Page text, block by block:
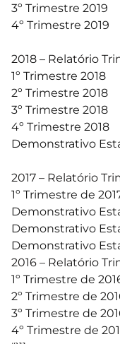
3º Trimestre 2019
4º Trimestre 2019
2018 – Relatório
1º Trimestre 2018
2º Trimestre 2018
3º Trimestre 2018
4º Trimestre 2018
Demonstrativo
2017 – Relatório
1º Trimestre de
Demonstrativo
Demonstrativo
Demonstrativo
2016 – Relatório
1º Trimestre de
2º Trimestre de
3º Trimestre de
4º Trimestre de